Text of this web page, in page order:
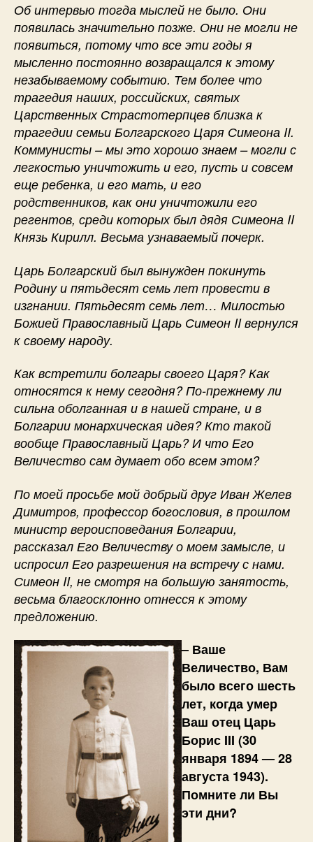
Об интервью тогда мыслей не было. Они
появилась значительно позже. Они не могли не
появиться, потому что все эти годы я
мысленно постоянно возвращался к этому
незабываемому событию. Тем более что
трагедия наших, российских, святых
Царственных Страстотерпцев близка к
трагедии семьи Болгарского Царя Симеона II.
Коммунисты – мы это хорошо знаем – могли с
легкостью уничтожить и его, пусть и совсем
еще ребенка, и его мать, и его
родственников, как они уничтожили его
регентов, среди которых был дядя Симеона II
Князь Кирилл. Весьма узнаваемый почерк.
Царь Болгарский был вынужден покинуть
Родину и пятьдесят семь лет провести в
изгнании. Пятьдесят семь лет… Милостью
Божией Православный Царь Симеон II вернулся
к своему народу.
Как встретили болгары своего Царя? Как
относятся к нему сегодня? По-прежнему ли
сильна оболганная и в нашей стране, и в
Болгарии монархическая идея? Кто такой
вообще Православный Царь? И что Его
Величество сам думает обо всем этом?
По моей просьбе мой добрый друг Иван Желев
Димитров, профессор богословия, в прошлом
министр вероисповедания Болгарии,
рассказал Его Величеству о моем замысле, и
испросил Его разрешения на встречу с нами.
Симеон II, не смотря на большую занятость,
весьма благосклонно отнесся к этому
предложению.
– Ваше
Величество, Вам
было всего шесть
лет, когда умер
Ваш отец Царь
Борис III (30
января 1894 — 28
августа 1943).
Помните ли Вы
эти дни?